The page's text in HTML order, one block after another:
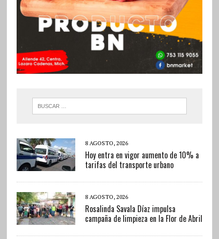
8 AGOSTO, 2026
Hoy entra en vigor aumento de 10% a
tarifas del transporte urbano
8 AGOSTO, 2026
Rosalinda Savala Díaz impulsa
campaña de limpieza en la Flor de Abril